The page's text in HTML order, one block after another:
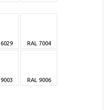
RAL 7004
RAL 9006